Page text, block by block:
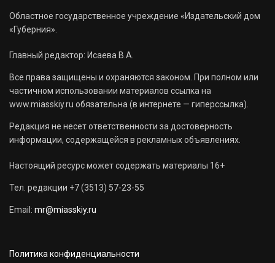
Областное государственное учреждение «Издательский дом
«Губерния».
Главный редактор: Исаева В.А.
Все права защищены и охраняются законом. При полном или
частичном использовании материалов ссылка на
www.miasskiy.ru обязательна (в интернете — гиперссылка).
Редакция не несет ответственности за достоверность
информации, содержащейся в рекламных объявлениях.
Настоящий ресурс может содержать материалы 16+
Тел. редакции +7 (3513) 57-23-55
Email: mr@miasskiy.ru
Политика конфиденциальности